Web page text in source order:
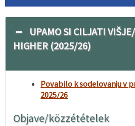
UPAMO SI CILJATI
HIGHER (2025/26)
Povabilo k sodelovanju v
2025/26
Objave/közzétételek